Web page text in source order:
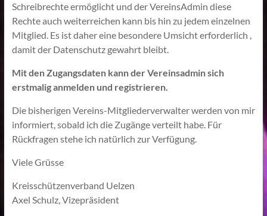
Schreibrechte ermöglicht und der VereinsAdmin diese
Rechte auch weiterreichen kann bis hin zu jedem einzelnen
Mitglied. Es ist daher eine besondere Umsicht erforderlich ,
damit der Datenschutz gewahrt bleibt.
Mit den Zugangsdaten kann der Vereinsadmin sich
erstmalig anmelden und registrieren.
Die bisherigen Vereins-Mitgliederverwalter werden von mir
informiert, sobald ich die Zugänge verteilt habe. Für
Rückfragen stehe ich natürlich zur Verfügung.
Viele Grüsse
Kreisschützenverband Uelzen
Axel Schulz, Vizepräsident